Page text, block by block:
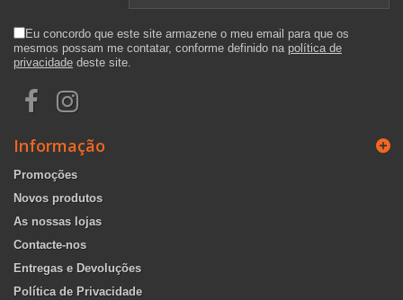
Eu concordo que este site armazene o meu email para que os
mesmos possam me contatar, conforme definido na política de
privacidade deste site.
Informação
Promoções
Novos produtos
As nossas lojas
Contacte-nos
Entregas e Devoluções
Política de Privacidade